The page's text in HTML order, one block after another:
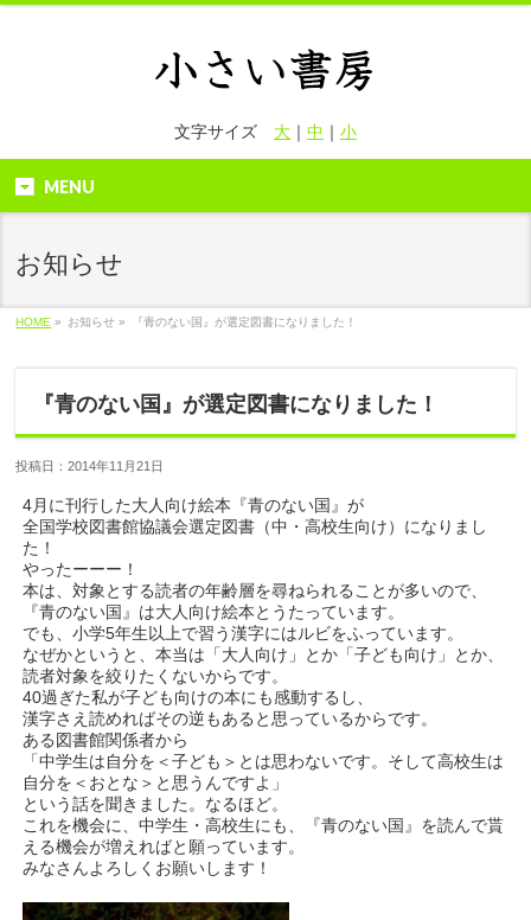
文字サイズ 大｜ 中 ｜ 小
MENU
お知らせ
HOME » お知らせ » 『青のない国』が選定図書になりました！
『青のない国』が選定図書になりました！
投稿日：2014年11月21日
4月に刊行した大人向け絵本『青のない国』が
全国学校図書館協議会選定図書（中・高校生向け）になりまし
た！
やったーーー！
本は、対象とする読者の年齢層を尋ねられることが多いので、
『青のない国』は大人向け絵本とうたっています。
でも、小学5年生以上で習う漢字にはルビをふっています。
なぜかというと、本当は「大人向け」とか「子ども向け」とか、
読者対象を絞りたくないからです。
40過ぎた私が子ども向けの本にも感動するし、
漢字さえ読めればその逆もあると思っているからです。
ある図書館関係者から
「中学生は自分を＜子ども＞とは思わないです。そして高校生は
自分を＜おとな＞と思うんですよ」
という話を聞きました。なるほど。
これを機会に、中学生・高校生にも、『青のない国』を読んで貰
える機会が増えればと願っています。
みなさんよろしくお願いします！